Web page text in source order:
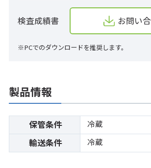
検査成績書 お問い
※PCでのダウンロードを推奨します。
製品情報
保管条件 冷蔵
輸送条件 冷蔵